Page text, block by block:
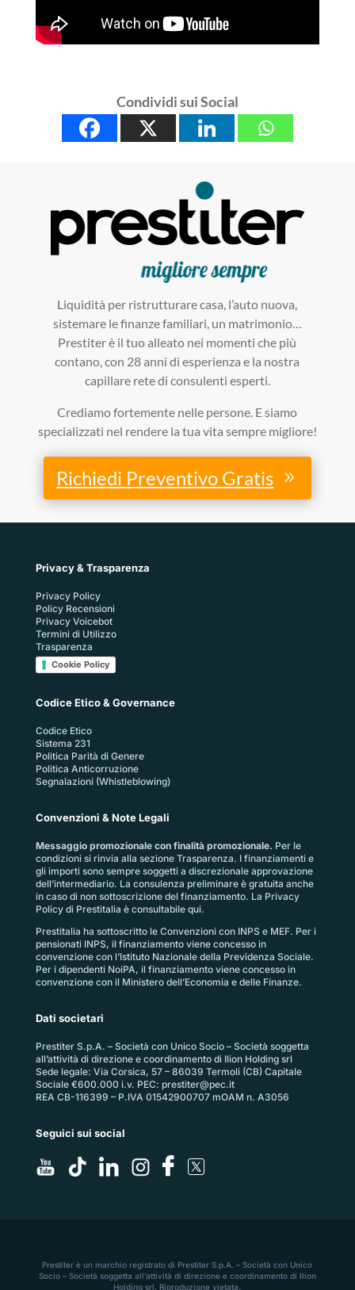
Condividi sui Social
Liquidità per ristrutturare casa, l’auto nuova,
sistemare le finanze familiari, un matrimonio…
Prestiter è il tuo alleato nei momenti che più
contano, con 28 anni di esperienza e la nostra
capillare rete di consulenti esperti.
Crediamo fortemente nelle persone. E siamo
specializzati nel rendere la tua vita sempre migliore!
Richiedi Preventivo Gratis
Privacy & Trasparenza
Privacy Policy
Policy Recensioni
Privacy Voicebot
Termini di Utilizzo
Trasparenza
Cookie Policy
Codice Etico & Governance
Codice Etico
Sistema 231
Politica Parità di Genere
Politica Anticorruzione
Segnalazioni (Whistleblowing)
Convenzioni & Note Legali
Messaggio promozionale con finalità promozionale. Per le
condizioni si rinvia alla sezione Trasparenza. I finanziamenti e
gli importi sono sempre soggetti a discrezionale approvazione
dell’intermediario. La consulenza preliminare è gratuita anche
in caso di non sottoscrizione del finanziamento. La Privacy
Policy di Prestitalia è consultabile qui.
Prestitalia ha sottoscritto le Convenzioni con INPS e MEF. Per i
pensionati INPS, il finanziamento viene concesso in
convenzione con l’Istituto Nazionale della Previdenza Sociale.
Per i dipendenti NoiPA, il finanziamento viene concesso in
convenzione con il Ministero dell’Economia e delle Finanze.
Dati societari
Prestiter S.p.A. – Società con Unico Socio – Società soggetta
all’attività di direzione e coordinamento di Ilion Holding srl
Sede legale: Via Corsica, 57 – 86039 Termoli (CB) Capitale
Sociale €600.000 i.v. PEC: prestiter@pec.it
REA CB-116399 – P.IVA 01542900707 mOAM n. A3056
Seguici sui social
Prestiter è un marchio registrato di Prestiter S.p.A. – Società con Unico
Socio – Società soggetta all’attività di direzione e coordinamento di Ilion
Holding srl. Riproduzione vietata.